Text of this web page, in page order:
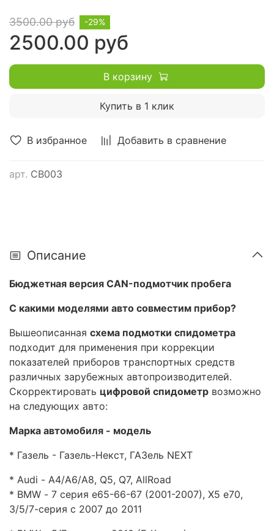
В избранное Добавить в сравнение
арт. CB003
3500.00 руб
2500.00 руб
-29%
В корзину
Купить в 1 клик
Описание
Бюджетная версия CAN-подмотчик пробега
С какими моделями авто совместим прибор?
Вышеописанная схема подмотки спидометра
подходит для применения при коррекции
показателей приборов транспортных средств
различных зарубежных автопроизводителей.
Скорректировать цифровой спидометр возможно
на следующих авто:
Марка автомобиля - модель
* Газель - Газель-Некст, ГАЗель NEXT
* Audi - A4/A6/A8, Q5, Q7, AllRoad
* BMW - 7 серия e65-66-67 (2001-2007), X5 e70,
3/5/7-серия с 2007 до 2011